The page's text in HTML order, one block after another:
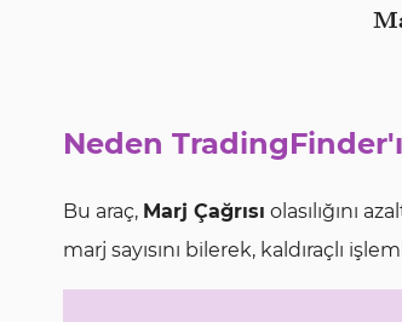
Neden
Bu araç, Marj Çağrısı olasılığını
marj sayısını bilerek, kaldıraçlı